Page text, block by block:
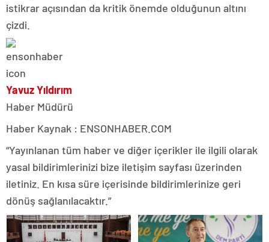
istikrar açısından da kritik önemde olduğunun altını
çizdi.
Yavuz Yıldırım
Haber Müdürü
Haber Kaynak : ENSONHABER.COM
“Yayınlanan tüm haber ve diğer içerikler ile ilgili olarak
yasal bildirimlerinizi bize iletişim sayfası üzerinden
iletiniz. En kısa süre içerisinde bildirimlerinize geri
dönüş sağlanılacaktır.”